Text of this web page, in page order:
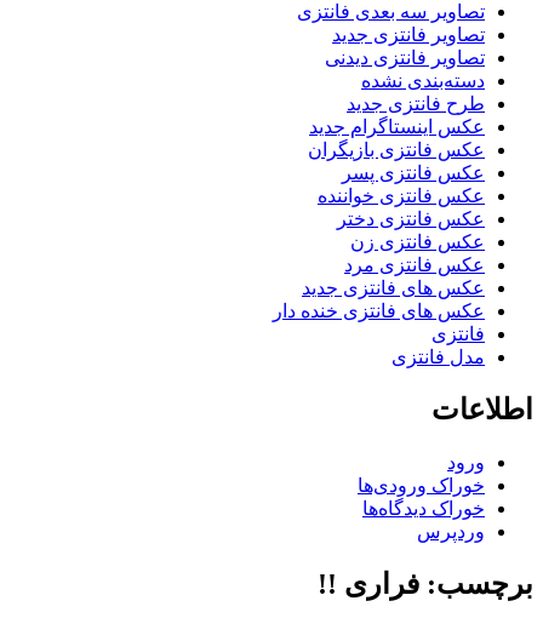
تصاویر سه بعدی فانتزی
تصاویر فانتزی جدید
تصاویر فانتزی دیدنی
دسته‌بندی نشده
طرح فانتزی جدید
عکس اینستاگرام جدید
عکس فانتزی بازیگران
عکس فانتزی پسر
عکس فانتزی خواننده
عکس فانتزی دختر
عکس فانتزی زن
عکس فانتزی مرد
عکس های فانتزی جدید
عکس های فانتزی خنده دار
فانتزی
مدل فانتزی
اطلاعات
ورود
خوراک ورودی‌ها
خوراک دیدگاه‌ها
وردپرس
برچسب: فراری !!